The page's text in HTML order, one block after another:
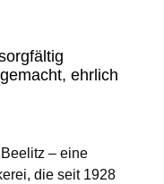
ehrlich
– eine
die seit 1928